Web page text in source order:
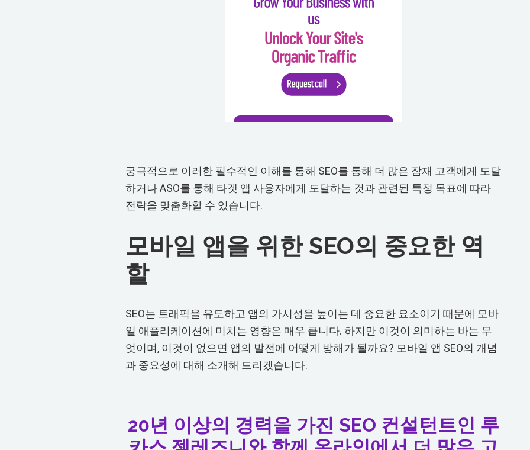
궁극적으로 이러한 필수적인 이해를 통해 SEO를 통해 더 많은 잠재 고객에게 도달
하거나 ASO를 통해 타겟 앱 사용자에게 도달하는 것과 관련된 특정 목표에 따라
전략을 맞춤화할 수 있습니다.
모바일 앱을 위한 SEO의 중요한 역
할
SEO는 트래픽을 유도하고 앱의 가시성을 높이는 데 중요한 요소이기 때문에 모바
일 애플리케이션에 미치는 영향은 매우 큽니다. 하지만 이것이 의미하는 바는 무
엇이며, 이것이 없으면 앱의 발전에 어떻게 방해가 될까요? 모바일 앱 SEO의 개념
과 중요성에 대해 소개해 드리겠습니다.
20년 이상의 경력을 가진 SEO 컨설턴트인 루